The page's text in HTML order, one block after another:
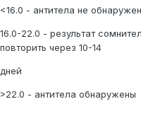
<16.0 - антитела не
16.0-22.0 - результат
повторить через 10-14
дней
>22.0 - антитела обнаружены